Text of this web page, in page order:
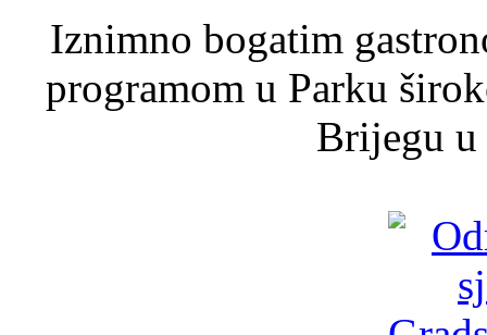
Iznimno bogatim
programom u Parku
Brijegu u